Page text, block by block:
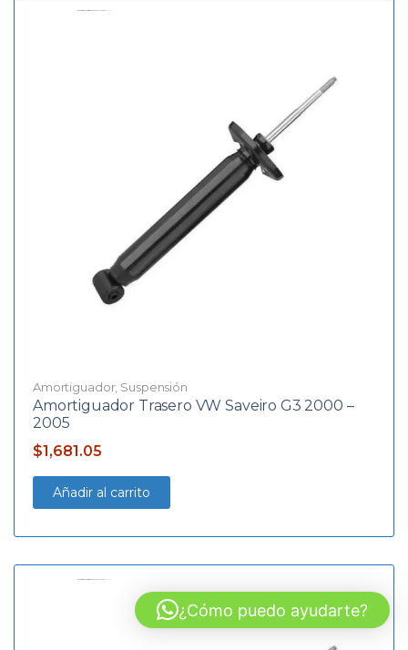
Amortiguador, Suspensión
Amortiguador Trasero VW Saveiro G3 2000 –
2005
$1,681.05
Añadir al carrito
¿Cómo puedo ayudarte?